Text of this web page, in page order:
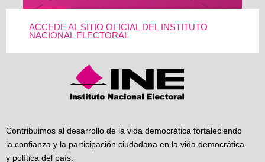
ACCEDE AL SITIO OFICIAL DEL INSTITUTO
NACIONAL ELECTORAL
Contribuimos al desarrollo de la vida democrática fortaleciendo
la confianza y la participación ciudadana en la vida democrática
y política del país.